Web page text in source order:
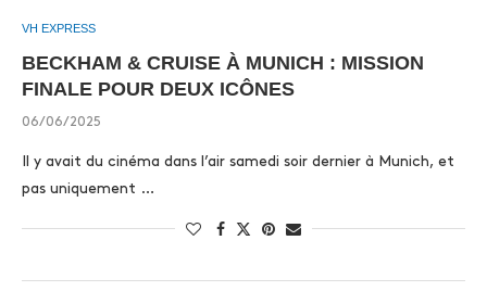
VH EXPRESS
BECKHAM & CRUISE À MUNICH : MISSION
FINALE POUR DEUX ICÔNES
06/06/2025
Il y avait du cinéma dans l’air samedi soir dernier à Munich, et
pas uniquement …